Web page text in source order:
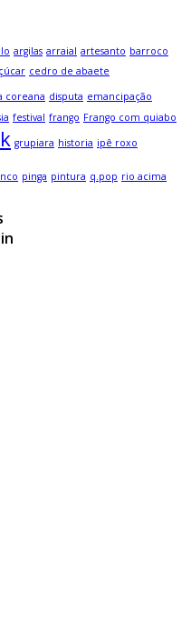
argilas arraial artesanto barroco
cedro de abaete
coreana disputa emancipação
festival frango Frango com quiabo
grupiara historia ipê roxo
pinga pintura q.pop rio acima